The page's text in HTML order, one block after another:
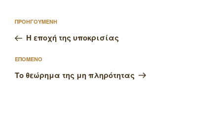
άρθρων
Προηγούμενο
άρθρο
ΠΡΟΗΓΟΥΜΕΝΗ
Η εποχή της υποκρισίας
Επόμενο
άρθρο
ΕΠΟΜΕΝΟ
Το θεώρημα της μη πληρότητας